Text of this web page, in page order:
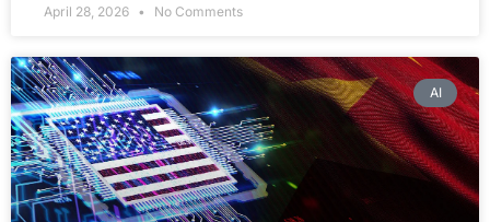
April 28, 2026 No Comments
AI